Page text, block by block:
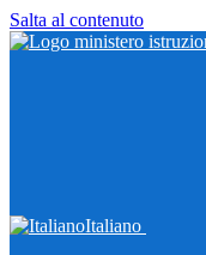
Salta al contenuto
Italiano